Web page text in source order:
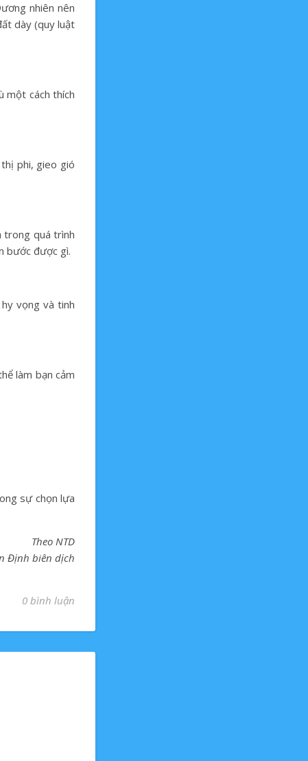
nhiên nên
dày (quy luật
một cách thích
phi, gieo gió
trong quá trình
bước được gì.
vọng và tinh
làm bạn cảm
sự chọn lựa
Theo NTD
Định biên dịch
0 bình luận